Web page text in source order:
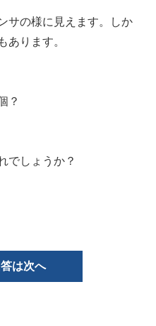
サの様に見えます。しか
あります。
？
でしょうか？
答は次へ